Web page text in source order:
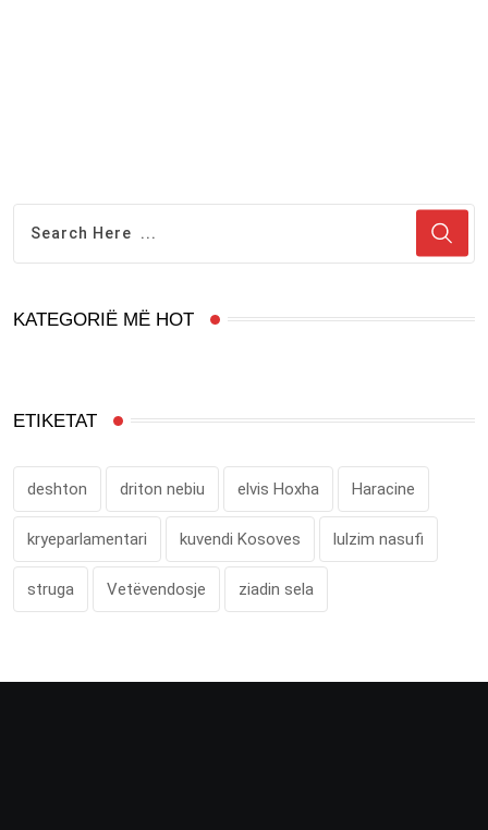
KATEGORIË MË HOT
ETIKETAT
deshton driton nebiu elvis Hoxha Haracine
kryeparlamentari kuvendi Kosoves lulzim nasufi
struga Vetëvendosje ziadin sela